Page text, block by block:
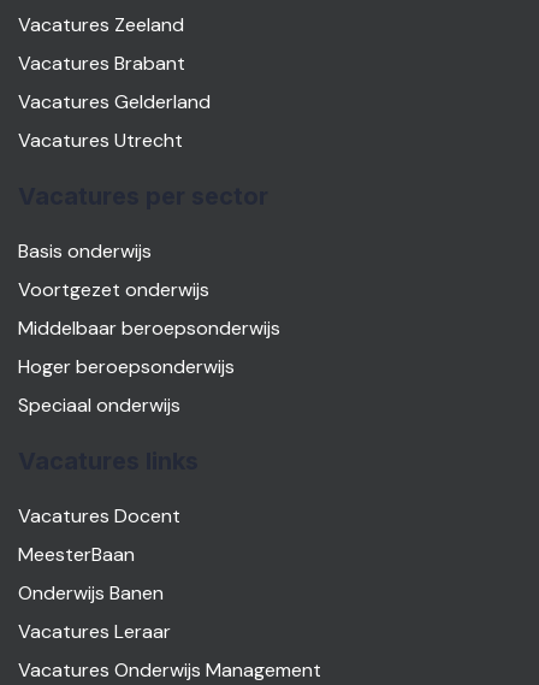
Vacatures Zeeland
Vacatures Brabant
Vacatures Gelderland
Vacatures Utrecht
Basis onderwijs
Voortgezet onderwijs
Middelbaar beroepsonderwijs
Hoger beroepsonderwijs
Speciaal onderwijs
Vacatures Docent
MeesterBaan
Onderwijs Banen
Vacatures Leraar
Vacatures Onderwijs Management